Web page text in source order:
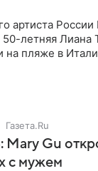
артиста
50-летняя
на пляже в
Газета.Ru
Mary Gu
с мужем